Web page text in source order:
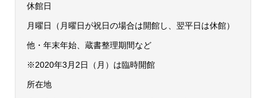
休館日
月曜日（月曜日が祝日の場合は開館し、翌平日は休館）
他・年末年始、蔵書整理期間など
※2020年3月2日（​月）は臨時開館
所在地